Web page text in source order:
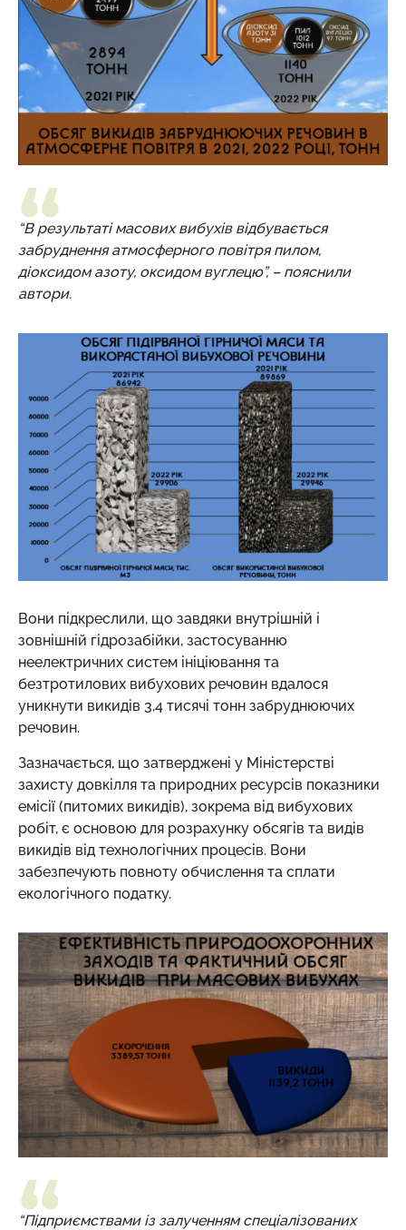
“В результаті масових вибухів відбувається
забруднення атмосферного повітря пилом,
діоксидом азоту, оксидом вуглецю”, – пояснили
автори.
Вони підкреслили, що завдяки внутрішній і
зовнішній гідрозабійки, застосуванню
неелектричних систем ініціювання та
безтротилових вибухових речовин вдалося
уникнути викидів 3,4 тисячі тонн забруднюючих
речовин.
Зазначається, що затверджені у Міністерстві
захисту довкілля та природних ресурсів показники
емісії (питомих викидів), зокрема від вибухових
робіт, є основою для розрахунку обсягів та видів
викидів від технологічних процесів. Вони
забезпечують повноту обчислення та сплати
екологічного податку.
“Підприємствами із залученням спеціалізованих